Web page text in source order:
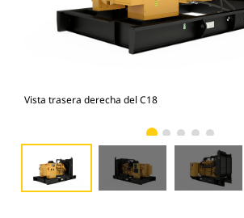
Vista trasera derecha del C18